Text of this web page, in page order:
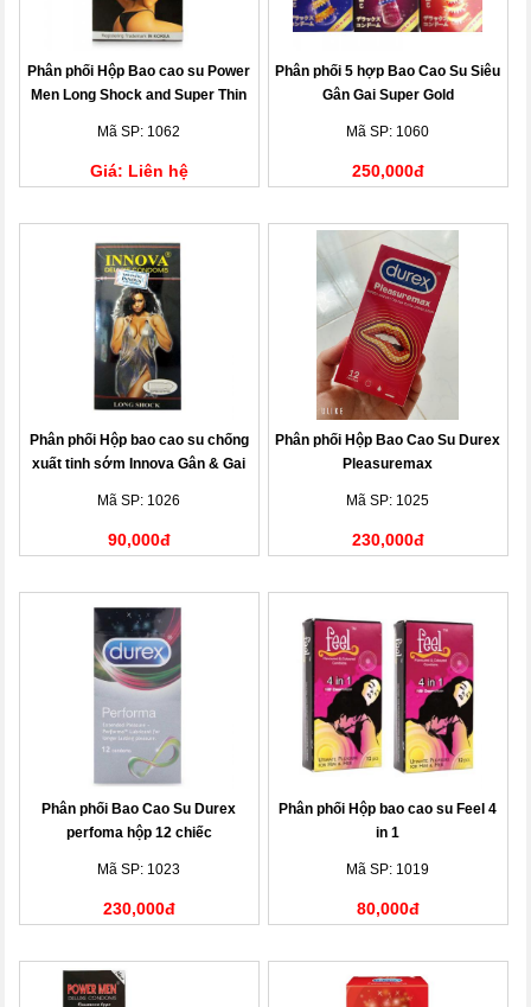
Phân phối Hộp Bao cao su Power
Men Long Shock and Super Thin
Mã SP: 1062
Giá: Liên hệ
Phân phối 5 hợp Bao Cao Su Siêu
Gân Gai Super Gold
Mã SP: 1060
250,000đ
Phân phối Hộp bao cao su chống
xuất tinh sớm Innova Gân & Gai
Mã SP: 1026
90,000đ
Phân phối Hộp Bao Cao Su Durex
Pleasuremax
Mã SP: 1025
230,000đ
Phân phối Bao Cao Su Durex
perfoma hộp 12 chiếc
Mã SP: 1023
230,000đ
Phân phối Hộp bao cao su Feel 4
in 1
Mã SP: 1019
80,000đ